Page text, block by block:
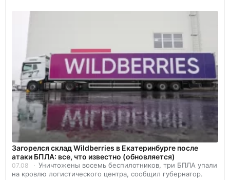
Загорелся склад Wildberries в Екатеринбурге после
атаки БПЛА: все, что известно (обновляется)
07.08
Уничтожены восемь беспилотников, три БПЛА упали
на кровлю логистического центра, сообщил губернатор.